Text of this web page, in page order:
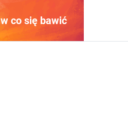
w co się bawić